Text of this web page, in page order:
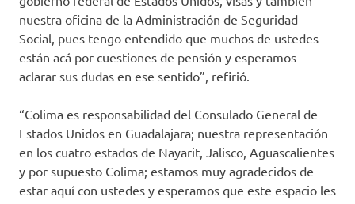
nuestra oficina de la Administración de Seguridad
Social, pues tengo entendido que muchos de ustedes
están acá por cuestiones de pensión y esperamos
aclarar sus dudas en ese sentido”, refirió.
“Colima es responsabilidad del Consulado General de
Estados Unidos en Guadalajara; nuestra representación
en los cuatro estados de Nayarit, Jalisco, Aguascalientes
y por supuesto Colima; estamos muy agradecidos de
estar aquí con ustedes y esperamos que este espacio les